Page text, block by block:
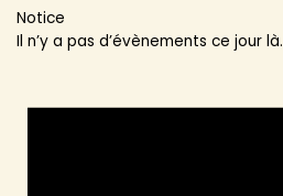
Notice
Il n’y a pas d’évènements ce jour là.